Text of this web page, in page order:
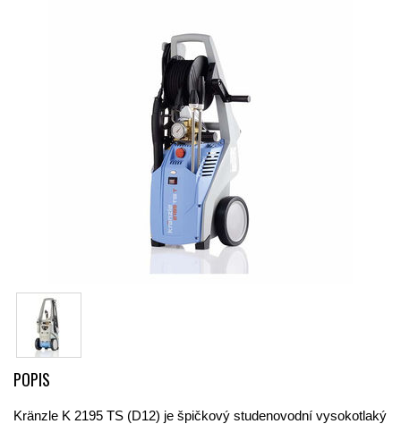
POPIS
Kränzle K 2195 TS (D12) je špičkový studenovodní vysokotlaký